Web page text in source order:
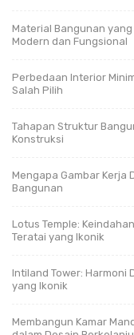
Material Bangunan yang
Modern dan Fungsional
Perbedaan Interior
Salah Pilih
Tahapan Struktur
Konstruksi
Mengapa Gambar Kerja
Bangunan
Lotus Temple:
Teratai yang Ikonik
Intiland Tower: Harmoni
yang Ikonik
Membangun Kamar